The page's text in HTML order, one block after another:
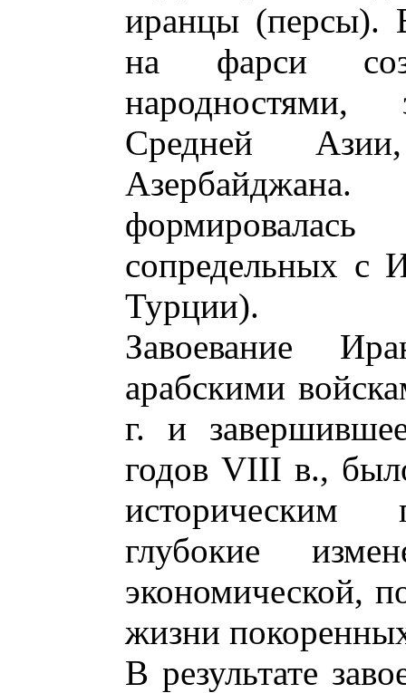
иранцы (персы).
на фарси
народностями,
Средней
сопредельных с
Турции).
Завоевание
арабскими
г. и
годов VIII в.,
историческим
глубокие
экономической,
жизни
В результате